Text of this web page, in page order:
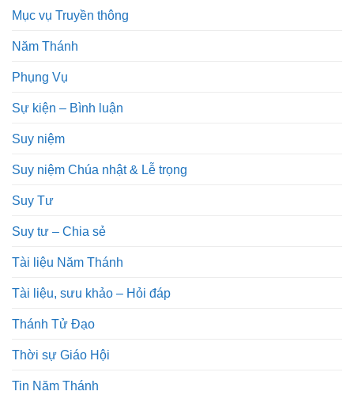
Mục vụ Truyền thông
Năm Thánh
Phụng Vụ
Sự kiện – Bình luận
Suy niệm
Suy niệm Chúa nhật & Lễ trọng
Suy Tư
Suy tư – Chia sẻ
Tài liệu Năm Thánh
Tài liệu, sưu khảo – Hỏi đáp
Thánh Tử Đạo
Thời sự Giáo Hội
Tin Năm Thánh